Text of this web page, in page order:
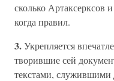
сколько Артаксерксов
когда правил.
3.Укрепляется
творившие сей
текстами, служившими